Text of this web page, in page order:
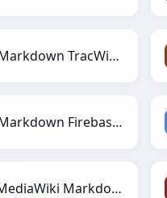
Markdown TracWiki:ksi
Markdown Firebase:ksi
MediaWiki Markdown:ksi